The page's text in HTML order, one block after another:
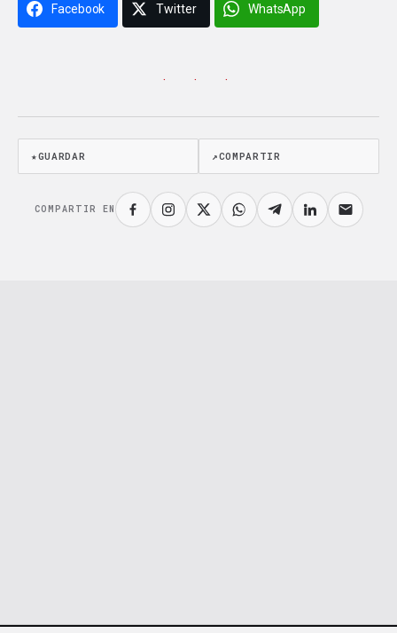
Facebook Twitter WhatsApp
· · ·
★GUARDAR ↗COMPARTIR
COMPARTIR EN